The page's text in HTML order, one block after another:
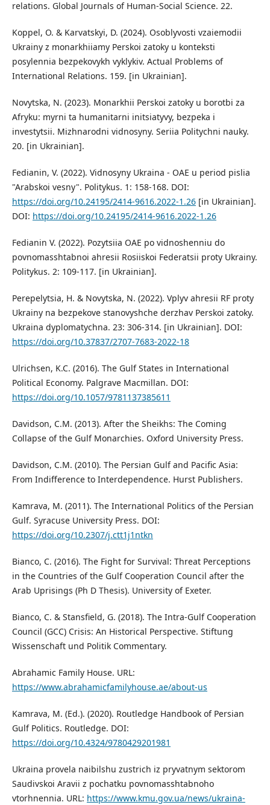
relations. Global Journals of Human-Social Science. 22.
Koppel, O. & Karvatskyi, D. (2024). Osoblyvosti vzaiemodii
Ukrainy z monarkhiiamy Perskoi zatoky u konteksti
posylennia bezpekovykh vyklykiv. Actual Problems of
International Relations. 159. [in Ukrainian].
Novytska, N. (2023). Monarkhii Perskoi zatoky u borotbi za
Afryku: myrni ta humanitarni initsiatyvy, bezpeka i
investytsii. Mizhnarodni vidnosyny. Seriia Politychni nauky.
20. [in Ukrainian].
Fedianin, V. (2022). Vidnosyny Ukraina - OAE u period pislia
"Arabskoi vesny". Politykus. 1: 158-168. DOI:
https://doi.org/10.24195/2414-9616.2022-1.26[in Ukrainian].
DOI: https://doi.org/10.24195/2414-9616.2022-1.26
Fedianin V. (2022). Pozytsiia OAE po vidnoshenniu do
povnomasshtabnoi ahresii Rosiiskoi Federatsii proty Ukrainy.
Politykus. 2: 109-117. [in Ukrainian].
Perepelytsia, H. & Novytska, N. (2022). Vplyv ahresii RF proty
Ukrainy na bezpekove stanovyshche derzhav Perskoi zatoky.
Ukraina dyplomatychna. 23: 306-314. [in Ukrainian]. DOI:
https://doi.org/10.37837/2707-7683-2022-18
Ulrichsen, K.C. (2016). The Gulf States in International
Political Economy. Palgrave Macmillan. DOI:
https://doi.org/10.1057/9781137385611
Davidson, C.M. (2013). After the Sheikhs: The Coming
Collapse of the Gulf Monarchies. Oxford University Press.
Davidson, C.M. (2010). The Persian Gulf and Pacific Asia:
From Indifference to Interdependence. Hurst Publishers.
Kamrava, M. (2011). The International Politics of the Persian
Gulf. Syracuse University Press. DOI:
https://doi.org/10.2307/j.ctt1j1ntkn
Bianco, C. (2016). The Fight for Survival: Threat Perceptions
in the Countries of the Gulf Cooperation Council after the
Arab Uprisings (Ph D Thesis). University of Exeter.
Bianco, C. & Stansfield, G. (2018). The Intra-Gulf Cooperation
Council (GCC) Crisis: An Historical Perspective. Stiftung
Wissenschaft und Politik Commentary.
Abrahamic Family House. URL:
https://www.abrahamicfamilyhouse.ae/about-us
Kamrava, M. (Ed.). (2020). Routledge Handbook of Persian
Gulf Politics. Routledge. DOI:
https://doi.org/10.4324/9780429201981
Ukraina provela naibilshu zustrich iz pryvatnym sektorom
Saudivskoi Aravii z pochatku povnomasshtabnoho
vtorhnennia. URL: https://www.kmu.gov.ua/news/ukraina-